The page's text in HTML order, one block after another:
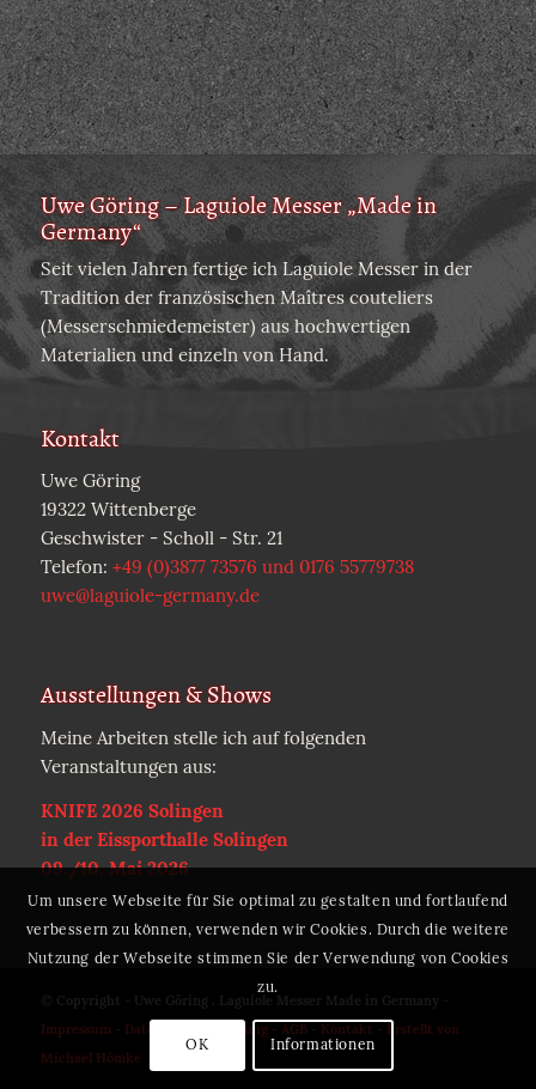
Uwe Göring – Laguiole Messer „Made in
Germany“
Seit vielen Jahren fertige ich Laguiole Messer in der
Tradition der französischen Maîtres couteliers
(Messerschmiedemeister) aus hochwertigen
Materialien und einzeln von Hand.
Kontakt
Uwe Göring
19322 Wittenberge
Geschwister - Scholl - Str. 21
Telefon: +49 (0)3877 73576 und 0176 55779738
uwe@laguiole-germany.de
Ausstellungen & Shows
Meine Arbeiten stelle ich auf folgenden
Veranstaltungen aus:
KNIFE 2026 Solingen
in der Eissporthalle Solingen
09./10. Mai 2026
© Copyright - Uwe Göring . Laguiole Messer Made in Germany -
Impressum- Datenschutzerklärung- AGB- Kontakt
Erstellt von
Michael Hömke
Um unsere Webseite für Sie optimal zu gestalten und fortlaufend
verbessern zu können, verwenden wir Cookies. Durch die weitere
Nutzung der Webseite stimmen Sie der Verwendung von Cookies
zu.
OK Informationen